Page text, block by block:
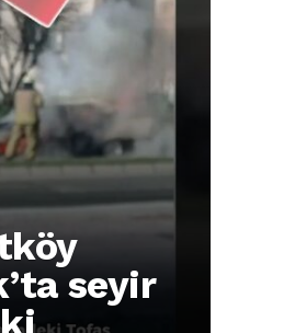
Arnavutköy
İmrahor
Mahallesi